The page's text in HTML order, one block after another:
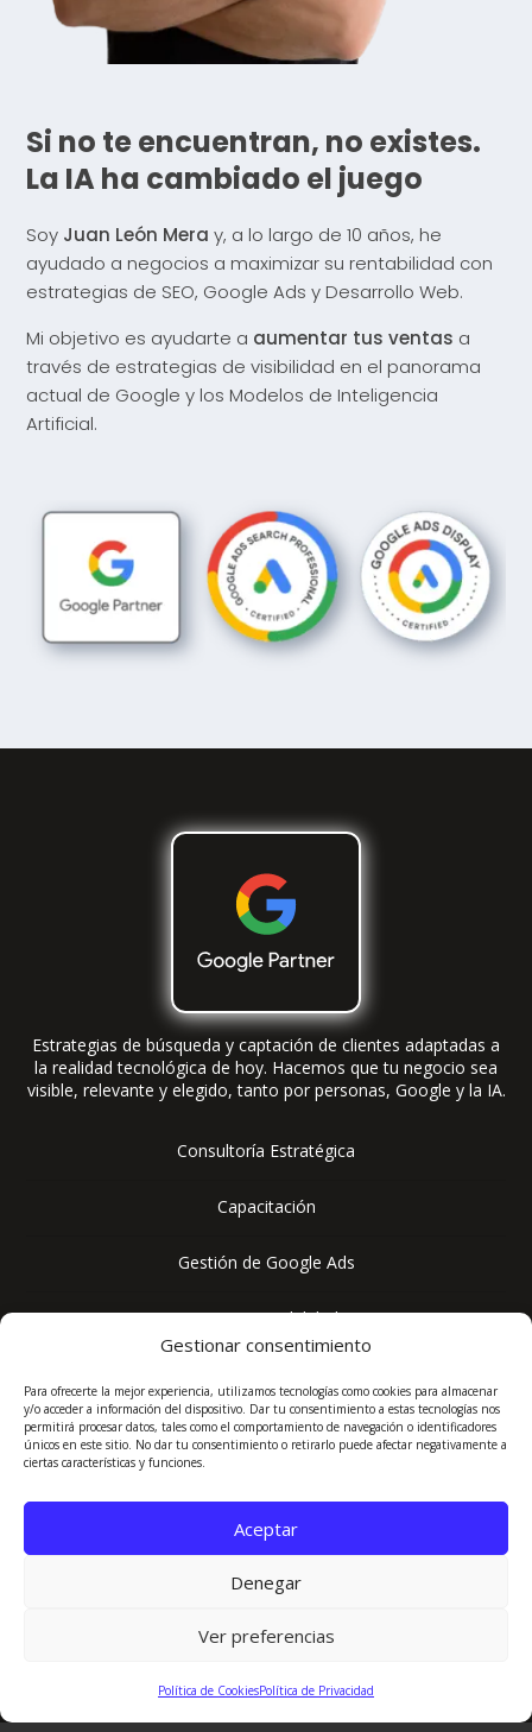
Gestionar consentimiento
Para ofrecerte la mejor experiencia, utilizamos tecnologías como cookies para almacenar
y/o acceder a información del dispositivo. Dar tu consentimiento a estas tecnologías nos
permitirá procesar datos, tales como el comportamiento de navegación o identificadores
únicos en este sitio. No dar tu consentimiento o retirarlo puede afectar negativamente a
ciertas características y funciones.
Aceptar
Denegar
Ver preferencias
Política de CookiesPolítica de Privacidad
Si no te encuentran, no existes.
La IA ha cambiado el juego
Soy Juan León Mera y, a lo largo de 10 años, he
ayudado a negocios a maximizar su rentabilidad con
estrategias de SEO, Google Ads y Desarrollo Web.
Mi objetivo es ayudarte a aumentar tus ventas a
través de estrategias de visibilidad en el panorama
actual de Google y los Modelos de Inteligencia
Artificial.
Estrategias de búsqueda y captación de clientes adaptadas a
la realidad tecnológica de hoy. Hacemos que tu negocio sea
visible, relevante y elegido, tanto por personas, Google y la IA.
Consultoría Estratégica
Capacitación
Gestión de Google Ads
SEO & AEO (Visibilidad IA)
 +593 98 397 7096
contacto@marketingpractico.com
Lunes a Viernes, 8:00 AM - 6:00 PM (GMT-5)
WhatsApp